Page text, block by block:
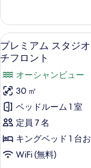
真
を
表
示
す
る
ト
ベ
ッ
(複
数
台)
バ
ル
ス
タ
ジ
オ
ス
イ
ー
ト
ベ
ッ
(複
数
プ
レ
ミ
ア
ム
ス
タ
ジ
9
プレミアム スタジ
チフロント
オーシャンビュー
30 ㎡
ベッドルーム 1 室
定員 7 名
キングベッド 1 台
WiFi (無料)